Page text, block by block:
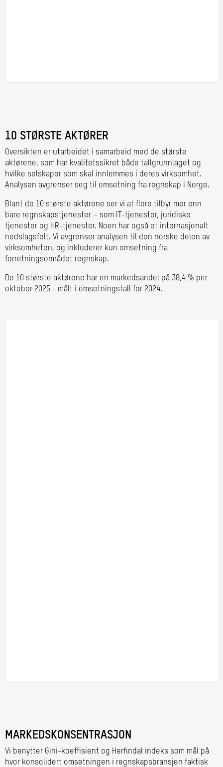
10 STØRSTE AKTØRER
Oversikten er utarbeidet i samarbeid med de største
aktørene, som har kvalitetssikret både tallgrunnlaget og
hvilke selskaper som skal innlemmes i deres virksomhet.
Analysen avgrenser seg til omsetning fra regnskap i Norge.
Blant de 10 største aktørene ser vi at flere tilbyr mer enn
bare regnskapstjenester – som IT-tjenester, juridiske
tjenester og HR-tjenester. Noen har også et internasjonalt
nedslagsfelt. Vi avgrenser analysen til den norske delen av
virksomheten, og inkluderer kun omsetning fra
forretningsområdet regnskap.
De 10 største aktørene har en markedsandel på 38,4 % per
oktober 2025 - målt i omsetningstall for 2024.
MARKEDSKONSENTRASJON
Vi benytter Gini-koeffisient og Herfindal indeks som mål på
hvor konsolidert omsetningen i regnskapsbransjen faktisk